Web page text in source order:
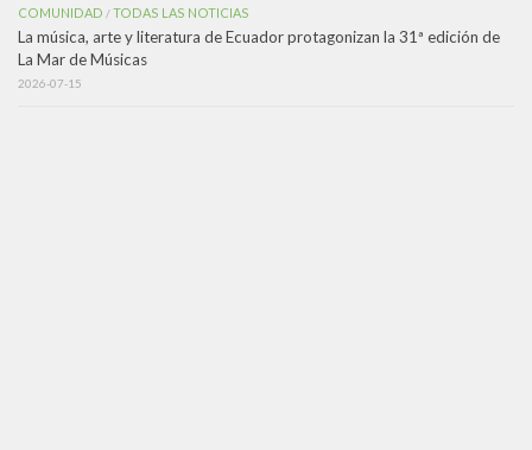
COMUNIDAD /TODAS LAS NOTICIAS
La música, arte y literatura de Ecuador protagonizan la 31ª edición de
La Mar de Músicas
2026-07-15